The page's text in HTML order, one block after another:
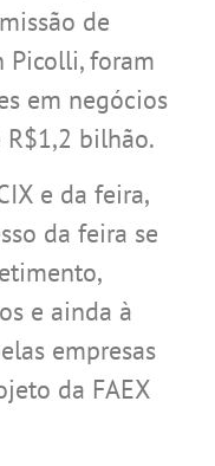
de
Picolli, foram
em negócios
R$1,2 bilhão.
e da feira,
da feira se
e ainda à
empresas
da FAEX